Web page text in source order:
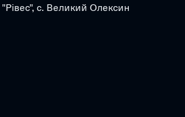
с. Великий Олексин